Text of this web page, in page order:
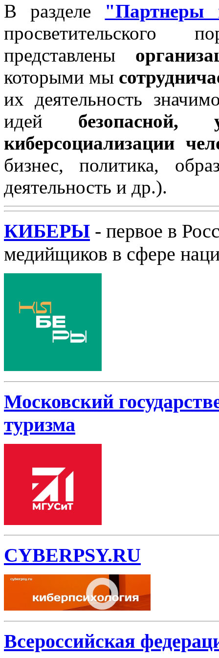
В разделе "Партнеры
просветительского
представлены
которыми мы
их деятельность
идей
киберсоциализации
бизнес, политика,
деятельность и др.).
КИБЕРЫ - первое в
медийщиков в сфере
Московский
туризма
CYBERPSY.RU
Всероссийская